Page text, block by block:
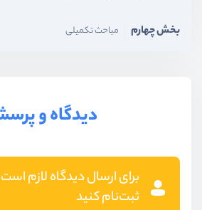
بخش چهارم مباحث تکمیلی
دیدگاه و
برای ارسال دیدگاه لازم
ثبت‌نام کنید